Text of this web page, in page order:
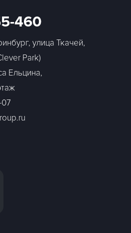
460
улица Ткачей,
Park)
Ельцина,